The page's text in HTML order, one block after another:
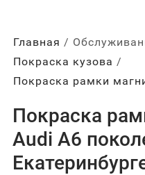
Главная
Покраска кузова
Покраска рамки
Покраска
Audi A6